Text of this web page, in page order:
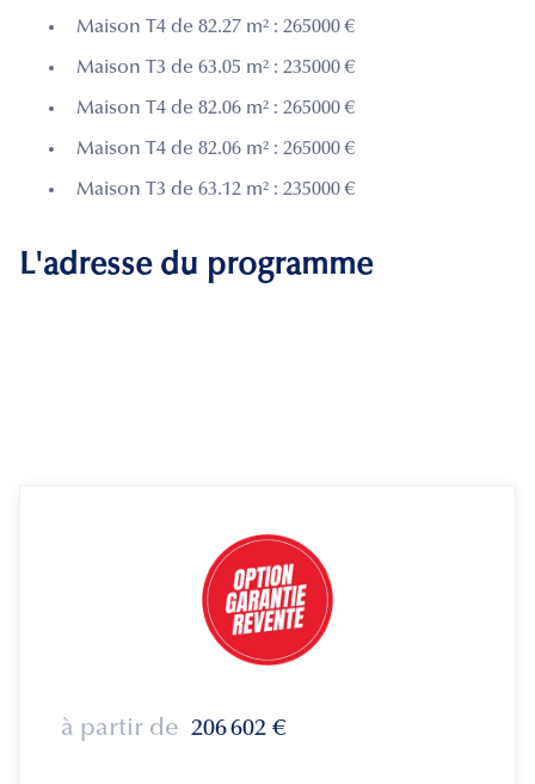
Maison T4 de 82.27 m² : 265000 €
Maison T3 de 63.05 m² : 235000 €
Maison T4 de 82.06 m² : 265000 €
Maison T4 de 82.06 m² : 265000 €
Maison T3 de 63.12 m² : 235000 €
L'adresse du programme
à partir de 206 602 €